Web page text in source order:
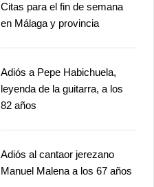
Citas para el fin de semana
en Málaga y provincia
Adiós a Pepe Habichuela,
leyenda de la guitarra, a los
82 años
Adiós al cantaor jerezano
Manuel Malena a los 67 años